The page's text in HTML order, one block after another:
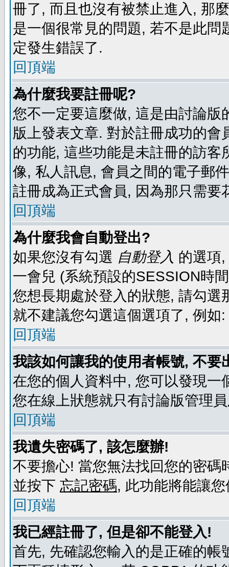
冊了, 而且也沒有被禁止進入, 那
是一個很常見的問題, 若不是此
定發生錯誤了.
回頂端
為什麼我要註冊呢?
您不一定要這麼做, 這是由討論
版上發表文章. 對於註冊成功的
的功能, 這些功能是未註冊的訪
像, 私人訊息, 會員之間的電子郵
註冊成為正式會員, 因為那只需要
回頂端
為什麼我會自動登出?
如果您沒有勾選 自動登入 的選項
一會兒 (系統預設的SESSION時
您想長期處於登入的狀態, 請勾
就不建議您勾選這個選項了, 例
回頂端
我該如何讓我的使用者帳號, 不
在您的個人資料中, 您可以發現一
您在線上狀態就只有討論版管理
回頂端
我遺失密碼了, 該怎麼辦!
不要擔心! 當您無法找回您的密
並按下 忘記密碼, 此功能將能讓
回頂端
我已經註冊了, 但是卻不能登入!
首先, 先確認您輸入的是正確的